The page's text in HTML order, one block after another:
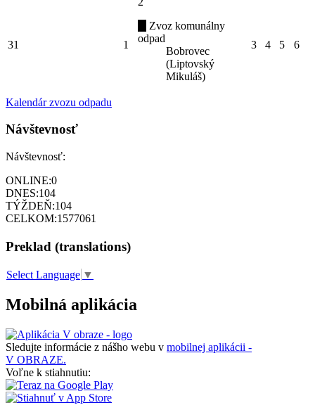
31 1
Zvoz komunálny
odpad
Bobrovec
(Liptovský
Mikuláš)
3 4 5 6
Kalendár zvozu odpadu
Návštevnosť
Návštevnosť:
ONLINE:0
DNES:104
TÝŽDEŇ:104
CELKOM:1577061
Preklad (translations)
Select Language ▼
Mobilná aplikácia
Sledujte informácie z nášho webu v mobilnej aplikácii -
V OBRAZE.
Voľne k stiahnutiu: